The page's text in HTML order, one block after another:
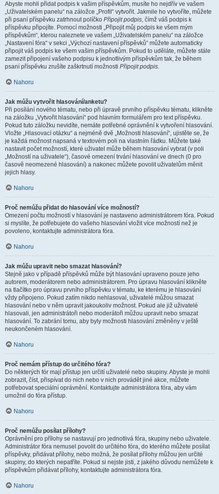
Abyste mohli přidat podpis k vašim příspěvkům, musíte ho nejdřív ve vašem
„Uživatelském panelu“ na záložce „Profil“ vytvořit. Jakmile ho vytvoříte, můžete
při psaní příspěvku zatrhnout políčko Připojit podpis, čímž váš podpis k
příspěvku připojíte. Pomocí možnosti „Připojit můj podpis ke všem mým
příspěvkům“, kterou naleznete ve vašem „Uživatelském panelu“ na záložce
„Nastavení fóra“ v sekci „Výchozí nastavení příspěvků“ můžete automaticky
připojit váš podpis ke všem vašim příspěvkům. Pokud to uděláte, můžete stále
zamezit připojení vašeho podpisu k jednotlivým příspěvkům tak, že během
psaní příspěvku zrušíte zaškrtnutí možnosti Připojit podpis.
Nahoru
Jak můžu vytvořit hlasování/anketu?
Při posílání nového tématu, nebo při úpravě prvního příspěvku tématu, klikněte
na záložku „Vytvořit hlasování“ pod hlavním formulářem pro text příspěvku.
Pokud tuto záložku nevidíte, nemáte potřebné oprávnění k vytvoření hlasování.
Vložte „Hlasovací otázku“ a nejméně dvě „Možnosti hlasování“, ujistěte se, že
je každá možnost napsaná v textovém poli na vlastním řádku. Můžete také
nastavit počet možností, které uživatel může během hlasování vybrat (v poli
„Možností na uživatele“), časové omezení trvání hlasování ve dnech (0 pro
časově neomezené hlasování) a nakonec můžete povolit uživatelům měnit
jejich hlasy.
Nahoru
Proč nemůžu přidat do hlasování více možností?
Omezení počtu možností v hlasování je nastaveno administrátorem fóra. Pokud
si myslíte, že potřebujete do vašeho hlasování vložit více možností než je
povoleno, kontaktujte administrátora fóra.
Nahoru
Jak můžu upravit nebo smazat hlasování?
Stejně jako v případě příspěvků může být hlasování upraveno pouze jeho
autorem, moderátorem nebo administrátorem. Pro úpravu hlasování klikněte
na tlačítko pro úpravu prvního příspěvku v tématu, ke kterému je hlasování
vždy připojeno. Pokud zatím nikdo nehlasoval, uživatelé můžou smazat
hlasování nebo v něm upravit jakoukoliv možnost. Pokud ale již uživatelé
hlasovali, jen administrátoři nebo moderátoři můžou upravit nebo smazat
hlasování. To zabrání tomu, aby byly možnosti hlasování změněny v ještě
neukončeném hlasování.
Nahoru
Proč nemám přístup do určitého fóra?
Do některých fór mají přístup jen určití uživatelé nebo skupiny. Abyste je mohli
zobrazit, číst, přispívat do nich nebo v nich provádět jiné akce, můžete
potřebovat speciální oprávnění. Kontaktujte administrátora fóra, aby vám
umožnil do fóra přístup.
Nahoru
Proč nemůžu posílat přílohy?
Oprávnění pro přílohy se nastavují pro jednotlivá fóra, skupiny nebo uživatele.
Administrátor fóra nemusel povolit do určitého fóra, do kterého můžete posílat
příspěvky, přidávat přílohy, nebo možná, že posílat přílohy můžou jen určité
skupiny, do kterých nepatříte. Pokud si nejste jisti, z jakého důvodu nemůžete k
příspěvkům přidávat přílohy, kontaktujte administrátora fóra.
Nahoru